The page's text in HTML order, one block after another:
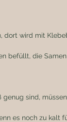
sind,
es noch zu kalt